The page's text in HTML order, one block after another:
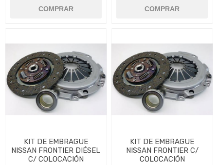
KIT DE EMBRAGUE
NISSAN FRONTIER DIÉSEL
C/ COLOCACIÓN
KIT DE EMBRAGUE
NISSAN FRONTIER C/
COLOCACIÓN